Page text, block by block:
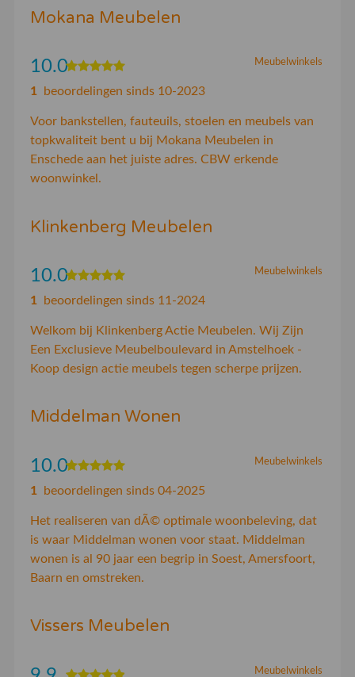
Mokana Meubelen
Meubelwinkels
10.0
1 beoordelingen sinds 10-2023
Voor bankstellen, fauteuils, stoelen en meubels van
topkwaliteit bent u bij Mokana Meubelen in
Enschede aan het juiste adres. CBW erkende
woonwinkel.
Klinkenberg Meubelen
Meubelwinkels
10.0
1 beoordelingen sinds 11-2024
Welkom bij Klinkenberg Actie Meubelen. Wij Zijn
Een Exclusieve Meubelboulevard in Amstelhoek -
Koop design actie meubels tegen scherpe prijzen.
Middelman Wonen
Meubelwinkels
10.0
1 beoordelingen sinds 04-2025
Het realiseren van dÃ© optimale woonbeleving, dat
is waar Middelman wonen voor staat. Middelman
wonen is al 90 jaar een begrip in Soest, Amersfoort,
Baarn en omstreken.
Vissers Meubelen
Meubelwinkels